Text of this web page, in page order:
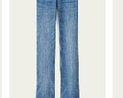
CHAUSSURES
Découvrir